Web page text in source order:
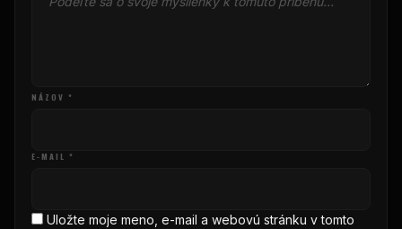
NÁZOV *
E-MAIL *
Uložte moje meno, e-mail a webovú stránku v tomto